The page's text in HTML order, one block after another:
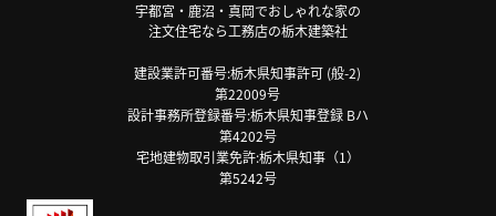
宇都宮・鹿沼・真岡でおしゃれな家の
注文住宅なら工務店の栃木建築社
建設業許可番号:栃木県知事許可 (般-2)
第22009号
設計事務所登録番号:栃木県知事登録 Bハ
第4202号
宅地建物取引業免許:栃木県知事（1）
第5242号